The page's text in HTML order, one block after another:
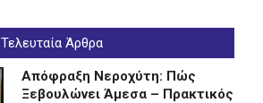
Τελευταία Άρθρα
Απόφραξη Νεροχύτη: Πώς
Ξεβουλώνει Άμεσα – Πρακτικός